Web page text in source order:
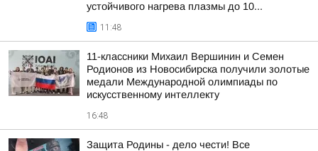
устойчивого нагрева плазмы до 10...
11:48
11-классники Михаил Вершинин и Семен
Родионов из Новосибирска получили золотые
медали Международной олимпиады по
искусственному интеллекту
16:48
Защита Родины - дело чести! Все